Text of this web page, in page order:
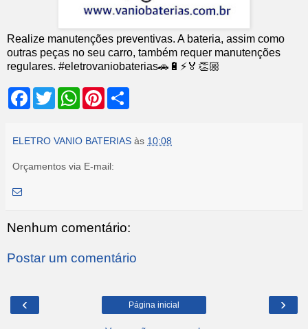
Realize manutenções preventivas. A bateria, assim como
outras peças no seu carro, também requer manutenções
regulares. #eletrovaniobaterias🚗🔋⚡️🏅👏🏼
F
b
o
k
T
w
t
e
W
s
A
p
P
e
r
s
e
ELETRO VANIO BATERIAS às 10:08
Orçamentos via E-mail:
Nenhum comentário:
Postar um comentário
‹ ›
Página inicial